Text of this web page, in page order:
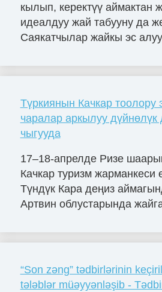
кылып, керектүү аймактан
идеалдуу жай табууну да
Саякатчылар жайкы эс
Түркиянын Качкар
чаралар аркылуу дүйнөлүк
чыгууда
17–18-апрелде Ризе
Качкар туризм жарманкеси
Түндүк Кара деңиз
Артвин облустарында
“Son zəng” tədbirlərinin
tələblər müəyyənləşib -